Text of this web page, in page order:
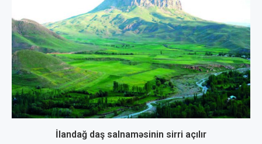
İlandağ daş salnaməsinin sirri açılır